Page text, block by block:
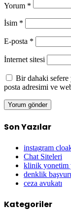
Yorum *
İsim *
E-posta *
İnternet sitesi
Bir dahaki sefere
posta adresimi ve
Son Yazılar
instagram
Chat Siteleri
klinik yonetim
denklik
ceza avukatı
Kategoriler